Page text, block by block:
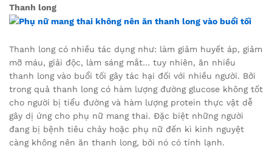
Thanh long
Thanh long có nhiều tác dụng như: làm giảm huyết áp, giảm
mỡ máu, giải độc, làm sáng mắt… tuy nhiên, ăn nhiều
thanh long vào buổi tối gây tác hại đối với nhiều người. Bởi
trong quả thanh long có hàm lượng đường glucose không tốt
cho người bị tiểu đường và hàm lượng protein thực vật dễ
gây dị ứng cho phụ nữ mang thai. Đặc biệt những người
đang bị bệnh tiêu chảy hoặc phụ nữ đến kì kinh nguyệt
càng không nên ăn thanh long, bởi nó có tính lạnh.